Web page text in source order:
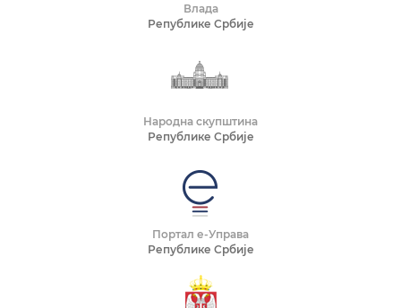
Влада
Републике Србије
Народна скупштина
Републике Србије
Портал е-Управа
Републике Србије